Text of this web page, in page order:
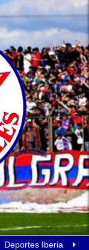
Deportes Iberia